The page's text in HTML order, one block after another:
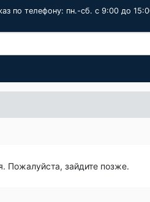
по телефону: пн.-сб. c 9:00 до
Пожалуйста, зайдите позже.